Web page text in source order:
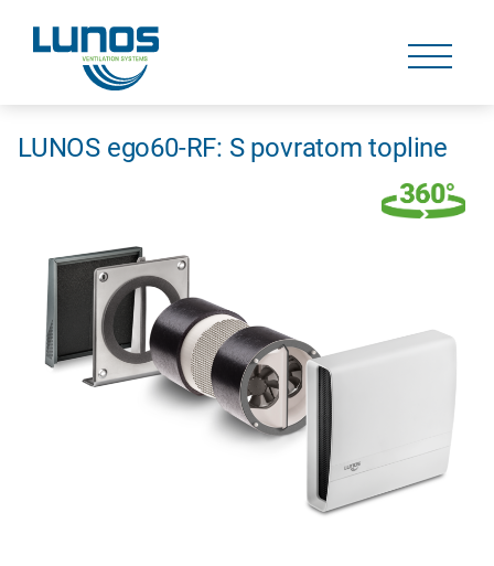
navigation
navigation
LUNOS ego60-RF: S povratom topline